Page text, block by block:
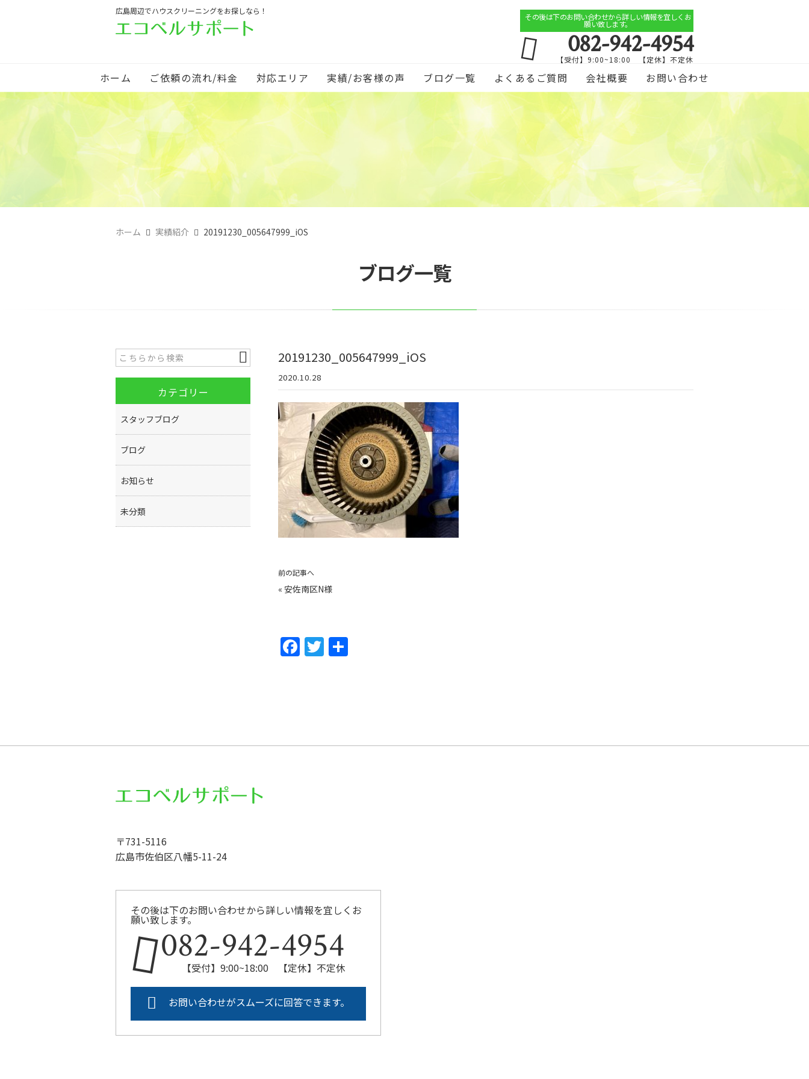
広島周辺でハウスクリーニングをお探しなら！
その後は下のお問い合わせから詳しい情報を宜しくお
願い致します。
082-942-4954
【受付】9:00~18:00 【定休】不定休
ホーム ご依頼の流れ/料金 対応エリア 実績/お客様の声 ブログ一覧 よくあるご質問 会社概要 お問い合わせ
ホーム 実績紹介 20191230_005647999_iOS
ブログ一覧
20191230_005647999_iOS
2020.10.28
前の記事へ
« 安佐南区N様
F
o
T
カテゴリー
スタッフブログ
ブログ
お知らせ
未分類
〒731-5116
広島市佐伯区八幡5-11-24
その後は下のお問い合わせから詳しい情報を宜しくお
願い致します。
082-942-4954
【受付】9:00~18:00 【定休】不定休
お問い合わせがスムーズに回答できます。